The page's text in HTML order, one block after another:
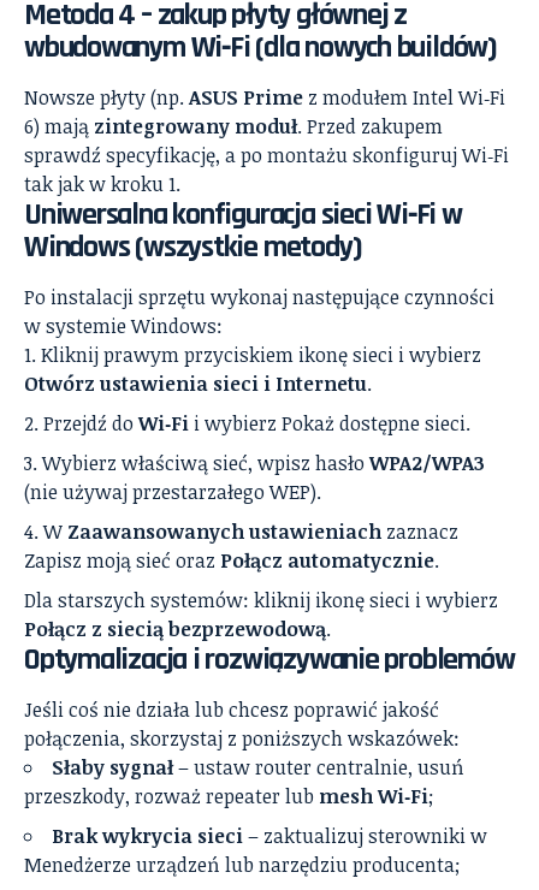
Metoda 4 – zakup płyty głównej z
wbudowanym Wi‑Fi (dla nowych buildów)
Nowsze płyty (np.ASUS Prime z modułem Intel Wi‑Fi
6) mają zintegrowany moduł. Przed zakupem
sprawdź specyfikację, a po montażu skonfiguruj Wi‑Fi
tak jak w kroku 1.
Uniwersalna konfiguracja sieci Wi‑Fi w
Windows (wszystkie metody)
Po instalacji sprzętu wykonaj następujące czynności
w systemie Windows:
Kliknij prawym przyciskiem ikonę sieci i wybierz
Otwórz ustawienia sieci i Internetu.
Przejdź doWi‑Fi i wybierz Pokaż dostępne sieci.
Wybierz właściwą sieć, wpisz hasłoWPA2/WPA3
(nie używaj przestarzałego WEP).
W Zaawansowanych ustawieniach zaznacz
Zapisz moją sieć oraz Połącz automatycznie.
Dla starszych systemów: kliknij ikonę sieci i wybierz
Połącz z siecią bezprzewodową.
Optymalizacja i rozwiązywanie problemów
Jeśli coś nie działa lub chcesz poprawić jakość
połączenia, skorzystaj z poniższych wskazówek:
Słaby sygnał– ustaw router centralnie, usuń
przeszkody, rozważ repeater lub mesh Wi‑Fi;
Brak wykrycia sieci– zaktualizuj sterowniki w
Menedżerze urządzeń lub narzędziu producenta;